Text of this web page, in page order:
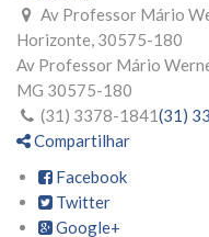
Av Professor Mário
Horizonte, 30575-180
Av Professor Mário
MG 30575-180
(31) 3378-1841(31)
Compartilhar
Facebook
Twitter
Google+